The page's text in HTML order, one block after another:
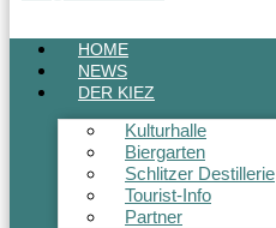
HOME
NEWS
DER KIEZ
Kulturhalle
Biergarten
Schlitzer Destillerie
Tourist-Info
Partner